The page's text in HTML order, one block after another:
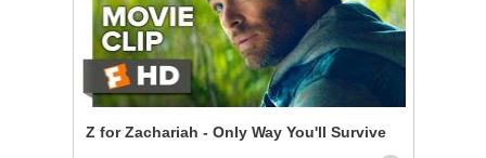
Z for Zachariah - Only Way You'll Survive